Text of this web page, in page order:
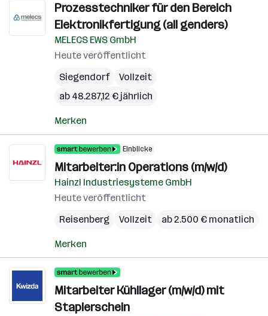
Prozesstechniker für den Bereich
Elektronikfertigung (all genders)
MELECS EWS GmbH
Heute veröffentlicht
Siegendorf
Vollzeit
ab 48.287,12 € jährlich
Merken
Einblicke
Mitarbeiter:in Operations (m/w/d)
Hainzl Industriesysteme GmbH
Heute veröffentlicht
Reisenberg
Vollzeit ab 2.500 € monatlich
Merken
Mitarbeiter Kühllager (m/w/d) mit
Staplerschein